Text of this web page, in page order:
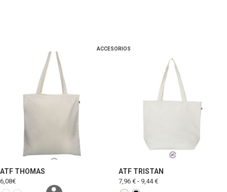
ACCESORIOS
ATF THOMAS
6,08€
ATF TRISTAN
7,96 € - 9,44€